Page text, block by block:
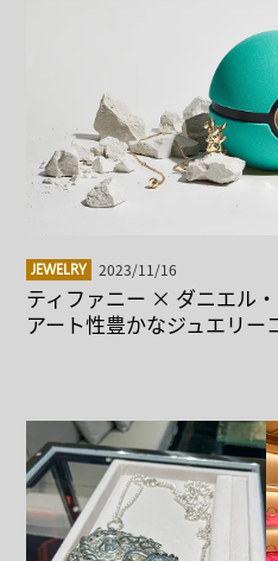
JEWELRY 2023/11/16
ティファニー × ダニエル
アート性豊かなジュエリー